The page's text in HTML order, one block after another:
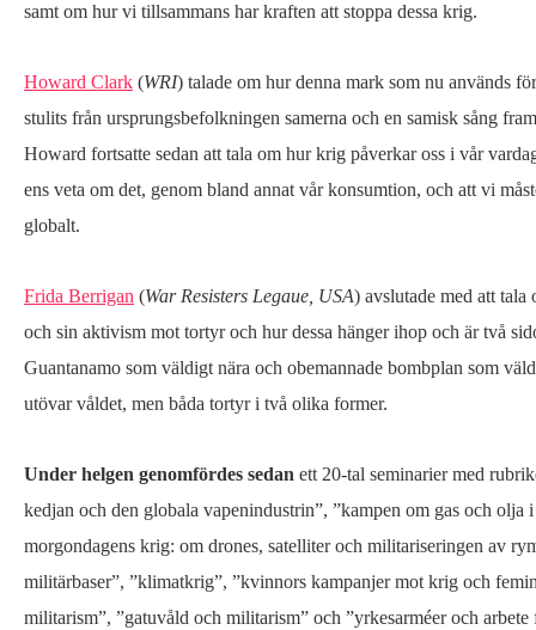
samt om hur vi tillsammans har kraften att stoppa dessa krig.
Howard Clark (WRI) talade om hur denna mark som nu används
stulits från ursprungsbefolkningen samerna och en samisk sång
Howard fortsatte sedan att tala om hur krig påverkar oss i vår
ens veta om det, genom bland annat vår konsumtion, och att vi
globalt.
Frida Berrigan (War Resisters Legaue, USA) avslutade med att tala
och sin aktivism mot tortyr och hur dessa hänger ihop och är två
Guantanamo som väldigt nära och obemannade bombplan som
utövar våldet, men båda tortyr i två olika former.
Under helgen genomfördes sedan ett 20-tal seminarier med
kedjan och den globala vapenindustrin”, ”kampen om gas och olja
morgondagens krig: om drones, satelliter och militariseringen av
militärbaser”, ”klimatkrig”, ”kvinnors kampanjer mot krig och
militarism”, ”gatuvåld och militarism” och ”yrkesarméer och